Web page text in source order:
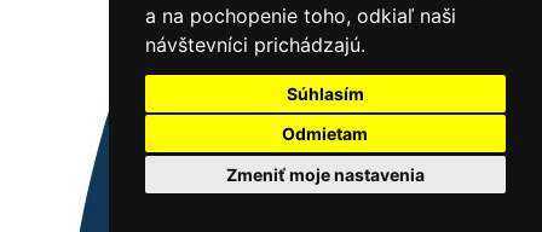
a na pochopenie toho, odkiaľ naši
návštevníci prichádzajú.
Súhlasím
Odmietam
Zmeniť moje nastavenia